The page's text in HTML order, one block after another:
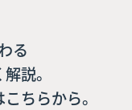
る
説。
ちらから。